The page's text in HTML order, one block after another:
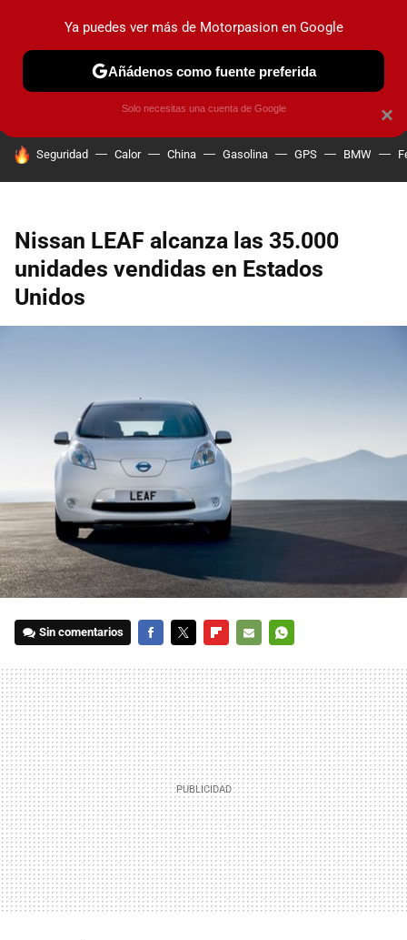
PRUEBAS COCHES ELÉCTRICOS OBSERVATORIO
HOY SE HABLA DE
Seguridad Calor China Gasolina GPS BMW
Nissan LEAF alcanza las 35.000
unidades vendidas en Estados
Unidos
Sin comentarios
MAIL
×
Ya puedes ver más de Motorpasion en Google
Añádenos como fuente preferida
Solo necesitas una cuenta de Google